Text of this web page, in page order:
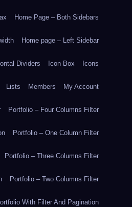
Home Page – Both Sidebars
Home page – Left Sidebar
Dividers Icon Box Icons
Lists Members My Account
Portfolio – Four Columns Filter
Portfolio – One Column Filter
Portfolio – Three Columns Filter
Portfolio – Two Columns Filter
With Filter And Pagination